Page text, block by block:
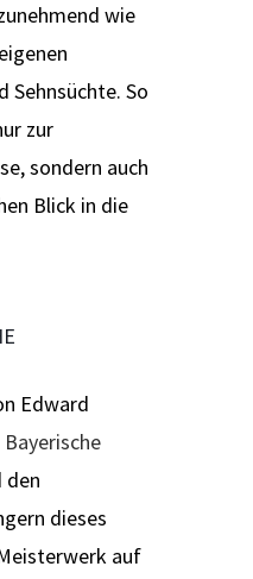
wie
Sehnsüchte. So
zur
sondern auch
Blick in die
Edward
Bayerische
den
dieses
auf